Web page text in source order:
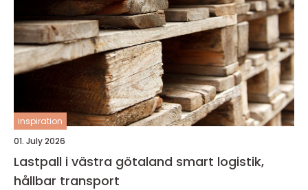
inspiration
01. July 2026
Lastpall i västra götaland smart logistik,
hållbar transport